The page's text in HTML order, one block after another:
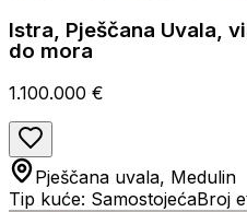
Istra, Pješčana Uvala,
do mora
1.100.000 €
Pješčana uvala, Medulin
Tip kuće: SamostojećaBroj